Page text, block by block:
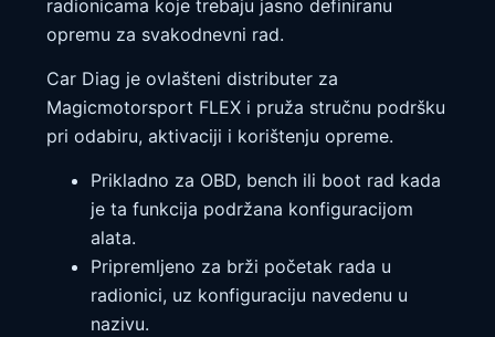
radionicama koje trebaju jasno definiranu
opremu za svakodnevni rad.
Car Diag je ovlašteni distributer za
Magicmotorsport FLEX i pruža stručnu podršku
pri odabiru, aktivaciji i korištenju opreme.
Prikladno za OBD, bench ili boot rad kada
je ta funkcija podržana konfiguracijom
alata.
Pripremljeno za brži početak rada u
radionici, uz konfiguraciju navedenu u
nazivu.